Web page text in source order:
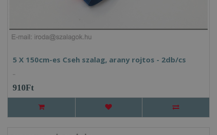
5 X 150cm-es Cseh szalag, arany rojtos - 2db/cs
..
910Ft